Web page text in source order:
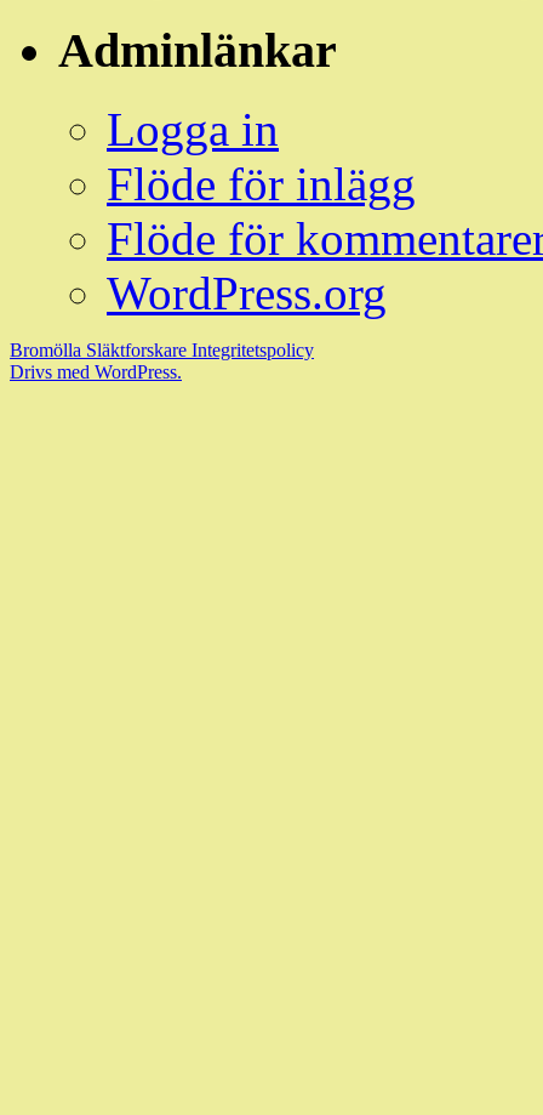
Adminlänkar
Logga in
Flöde för inlägg
Flöde för
WordPress.org
Bromölla Släktforskare Integritetspolicy
Drivs med WordPress.